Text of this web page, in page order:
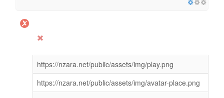
https://nzara.net/public/assets/img/play.png
https://nzara.net/public/assets/img/avatar-place.png